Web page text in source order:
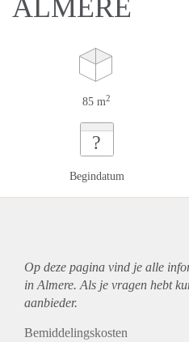
ALMERE
85 m2
?
Begindatum
Op deze pagina vind je alle
in Almere. Als je vragen hebt
aanbieder.
Bemiddelingskosten